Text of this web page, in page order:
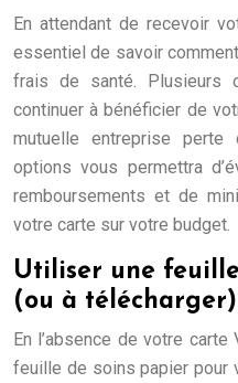
En attendant de recevoir
essentiel de savoir
frais de santé. Plusieurs
continuer à bénéficier de
mutuelle entreprise perte
options vous permettra
remboursements et de
votre carte sur votre budget.
Utiliser une
(ou à télécharger)
En l’absence de votre
feuille de soins papier pour